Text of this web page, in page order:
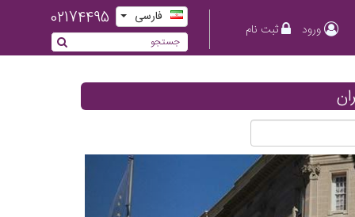
ورود ثبت نام
فارسی 02174495
Previous